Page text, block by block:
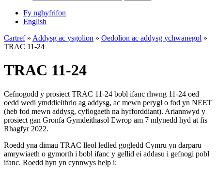
Fy nghyfrifon
English
Cartref» Addysg ac ysgolion » Oedolion ac addysg ychwanegol »
TRAC 11-24
TRAC 11-24
Cefnogodd y prosiect TRAC 11-24 bobl ifanc rhwng 11-24 oed
oedd wedi ymddieithrio ag addysg, ac mewn perygl o fod yn NEET
(heb fod mewn addysg, cyflogaeth na hyfforddiant). Ariannwyd y
prosiect gan Gronfa Gymdeithasol Ewrop am 7 mlynedd hyd at fis
Rhagfyr 2022.
Roedd yna dimau TRAC lleol ledled gogledd Cymru yn darparu
amrywiaeth o gymorth i bobl ifanc y gellid ei addasu i gefnogi pobl
ifanc. Roedd hyn yn cynnwys help i: